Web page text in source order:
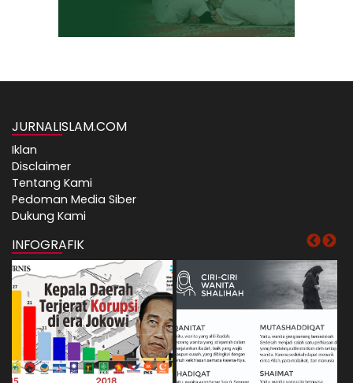
JURNALISLAM.COM
Iklan
Disclaimer
Tentang Kami
Pedoman Media Siber
Dukung Kami
INFOGRAFIK